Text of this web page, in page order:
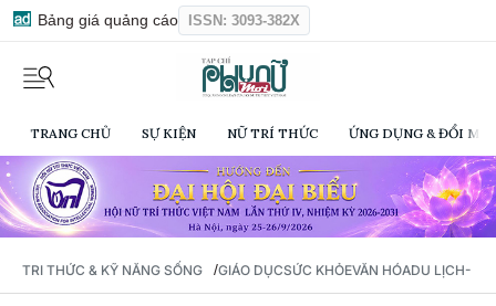
Bảng giá quảng cáo ISSN: 3093-382X
TRANG CHỦ SỰ KIỆN NỮ TRÍ THỨC ỨNG DỤNG & ĐỔI
TRI THỨC & KỸ NĂNG SỐNG /GIÁO DỤCSỨC KHỎEVĂN HÓADU LỊCH-